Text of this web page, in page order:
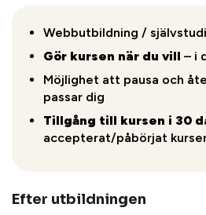
Webbutbildning /
Gör kursen när du vill – i
Möjlighet att pausa och
passar dig
Tillgång till kursen i 30
accepterat/påbörjat
Efter utbildningen